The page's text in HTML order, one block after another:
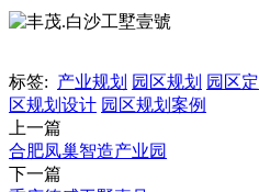
标签: 产业规划 园区规划 园区
区规划设计 园区规划案例
上一篇
合肥凤巢智造产业园
下一篇